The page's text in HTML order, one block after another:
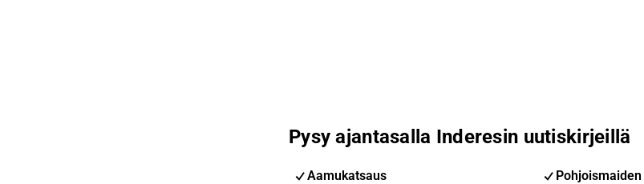
Pysy ajantasalla Inderesin uutiskirjeillä
Aamukatsaus